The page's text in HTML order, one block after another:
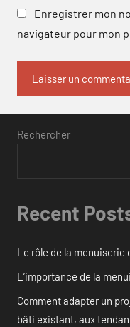
Enregistrer mon
navigateur pour mon
Rechercher
Recent
Le rôle de la menuiserie
L’importance de la
Comment adapter un
bâti existant, aux